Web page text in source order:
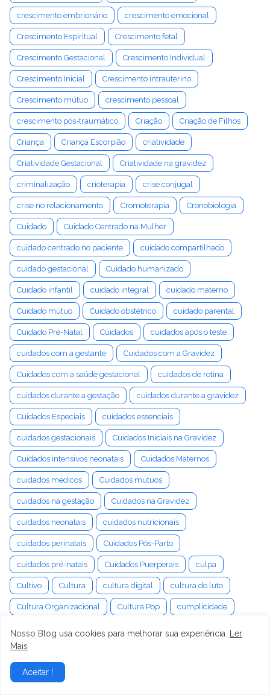
crescimento embrionário crescimento emocional
Crescimento Espiritual Crescimento fetal
Crescimento Gestacional Crescimento Individual
Crescimento Inicial Crescimento intrauterino
Crescimento mútuo crescimento pessoal
crescimento pós-traumático Criação Criação de Filhos
Criança Criança Escorpião criatividade
Criatividade Gestacional Criatividade na gravidez
criminalização crioterapia crise conjugal
crise no relacionamento Cromoterapia Cronobiologia
Cuidado Cuidado Centrado na Mulher
cuidado centrado no paciente cuidado compartilhado
cuidado gestacional Cuidado humanizado
Cuidado infantil cuidado integral cuidado materno
Cuidado mútuo Cuidado obstétrico cuidado parental
Cuidado Pré-Natal Cuidados cuidados após o teste
cuidados com a gestante Cuidados com a Gravidez
Cuidados com a saúde gestacional cuidados de rotina
cuidados durante a gestação cuidados durante a gravidez
Cuidados Especiais cuidados essenciais
cuidados gestacionais Cuidados Iniciais na Gravidez
Cuidados intensivos neonatais Cuidados Maternos
cuidados médicos Cuidados mútuos
cuidados na gestação Cuidados na Gravidez
cuidados neonatais cuidados nutricionais
cuidados perinatais Cuidados Pós-Parto
cuidados pré-natais Cuidados Puerperais culpa
Cultivo Cultura cultura digital cultura do luto
Cultura Organizacional Cultura Pop cumplicidade
cura da labirintite cura da tontura cura emocional
curadoria de produtos
cursos de preparação
Nosso Blog usa cookies para melhorar sua experiência.
Ler
Mais
Aceitar !